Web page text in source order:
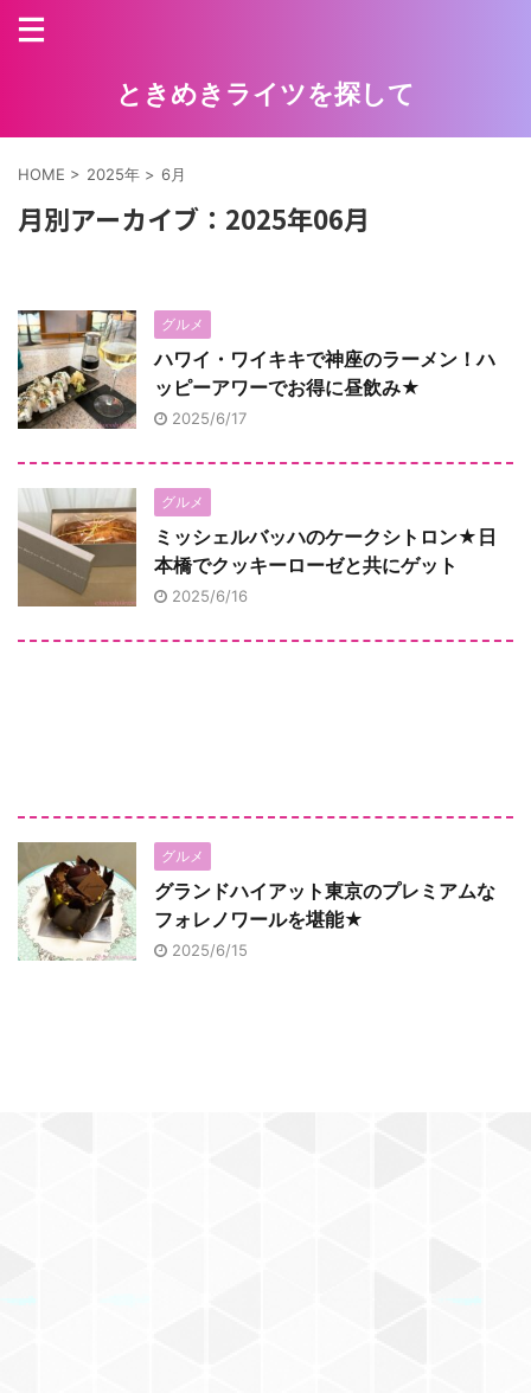
ときめきライツを探して
HOME > 2025年 > 6月
月別アーカイブ：2025年06月
グルメ
ハワイ・ワイキキで神座のラーメン！ハ
ッピーアワーでお得に昼飲み★
2025/6/17
グルメ
ミッシェルバッハのケークシトロン★日
本橋でクッキーローゼと共にゲット
2025/6/16
グルメ
グランドハイアット東京のプレミアムな
フォレノワールを堪能★
2025/6/15